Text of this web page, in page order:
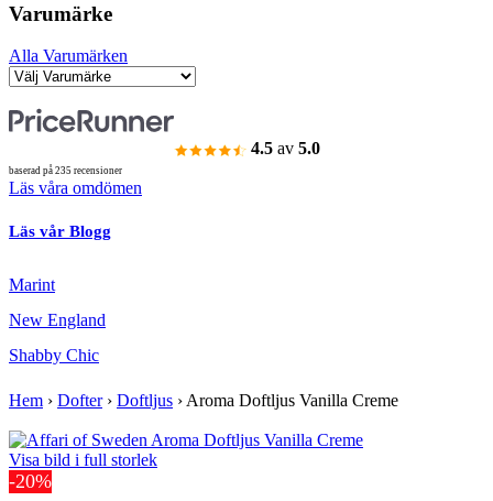
Varumärke
Alla Varumärken
4.5 av 5.0
baserad på 235 recensioner
Läs våra omdömen
Läs vår Blogg
Marint
New England
Shabby Chic
Hem › Dofter› Doftljus ›Aroma Doftljus Vanilla Creme
Visa bild i full storlek
-20%